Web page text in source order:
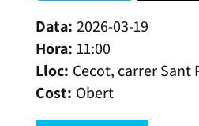
2026-03-19
11:00
Cecot, carrer Sant
Obert